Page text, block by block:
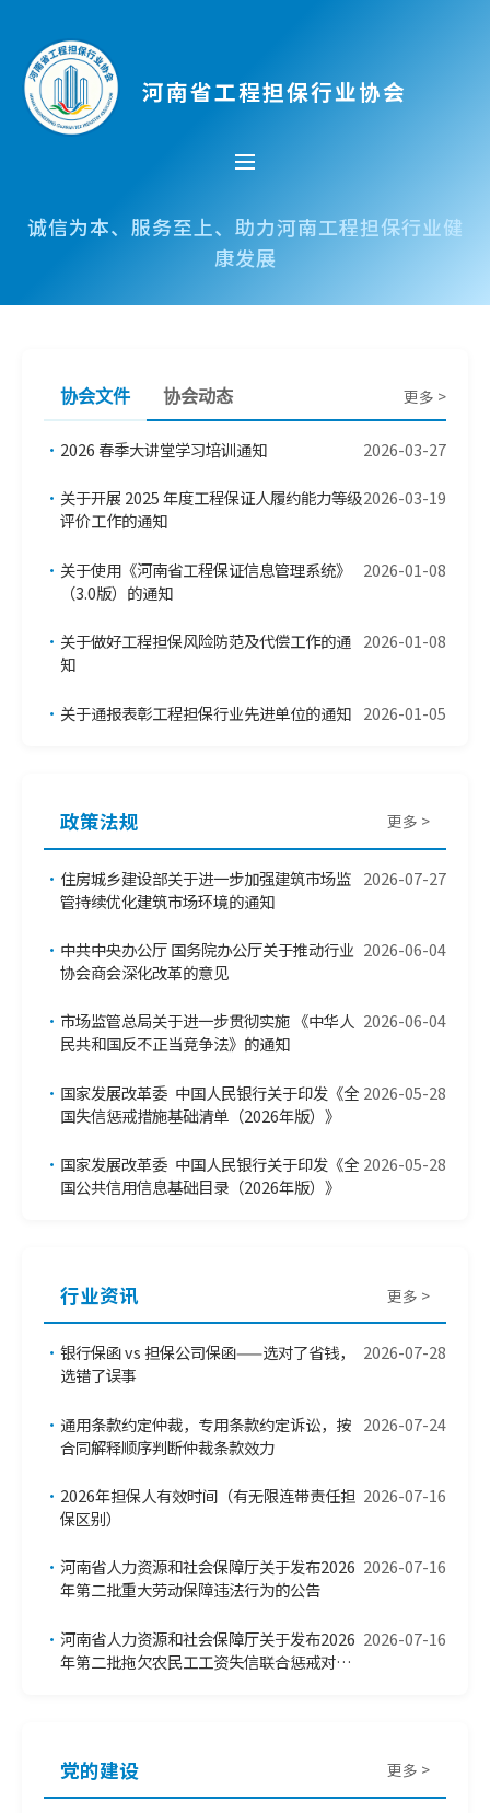
河南省工程担保行业协会
诚信为本、服务至上、助力河南工程担保行业健
康发展
协会文件 协会动态 更多 >
• 2026 春季大讲堂学习培训通知 2026-03-27
• 关于开展 2025 年度工程保证人履约能力等级
评价工作的通知
2026-03-19
• 关于使用《河南省工程保证信息管理系统》
（3.0版）的通知
2026-01-08
• 关于做好工程担保风险防范及代偿工作的通
知
2026-01-08
• 关于通报表彰工程担保行业先进单位的通知 2026-01-05
政策法规 更多 >
• 住房城乡建设部关于进一步加强建筑市场监
管持续优化建筑市场环境的通知
2026-07-27
• 中共中央办公厅 国务院办公厅关于推动行业
协会商会深化改革的意见
2026-06-04
• 市场监管总局关于进一步贯彻实施 《中华人
民共和国反不正当竞争法》的通知
2026-06-04
• 国家发展改革委 中国人民银行关于印发《全
国失信惩戒措施基础清单（2026年版）》
2026-05-28
• 国家发展改革委 中国人民银行关于印发《全
国公共信用信息基础目录（2026年版）》
2026-05-28
行业资讯 更多 >
• 银行保函 vs 担保公司保函——选对了省钱，
选错了误事
2026-07-28
• 通用条款约定仲裁，专用条款约定诉讼，按
合同解释顺序判断仲裁条款效力
2026-07-24
• 2026年担保人有效时间（有无限连带责任担
保区别）
2026-07-16
• 河南省人力资源和社会保障厅关于发布2026
年第二批重大劳动保障违法行为的公告
2026-07-16
• 河南省人力资源和社会保障厅关于发布2026
年第二批拖欠农民工工资失信联合惩戒对象
2026-07-16
党的建设 更多 >